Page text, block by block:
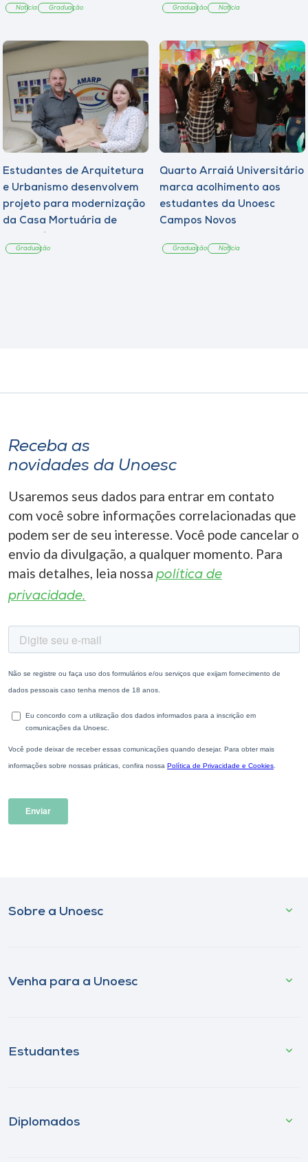
Notícia Graduação Graduação Notícia
Estudantes de Arquitetura
e Urbanismo desenvolvem
projeto para modernização
da Casa Mortuária de
Graduação
Quarto Arraiá Universitário
marca acolhimento aos
estudantes da Unoesc
Campos Novos
Graduação Notícia
Receba as
novidades da Unoesc
Usaremos seus dados para entrar em contato
com você sobre informações correlacionadas que
podem ser de seu interesse. Você pode cancelar o
envio da divulgação, a qualquer momento. Para
mais detalhes, leia nossa política de
privacidade.
Sobre a Unoesc
Venha para a Unoesc
Estudantes
Diplomados